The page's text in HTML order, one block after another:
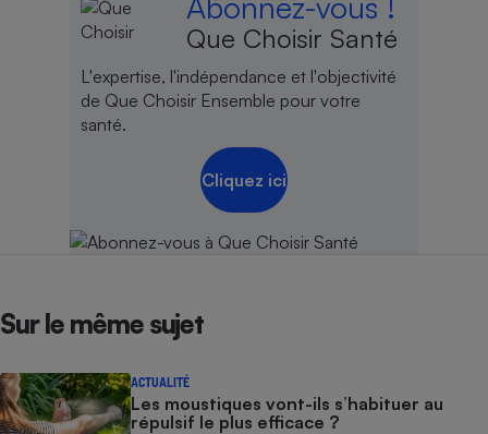
Que Choisir Santé
L'expertise, l'indépendance et l'objectivité
de Que Choisir Ensemble pour votre
santé.
Cliquez ici
Sur le même sujet
ACTUALITÉ
Les moustiques vont-ils s’habituer au
répulsif le plus efficace ?